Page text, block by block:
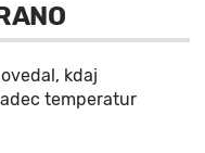
kdaj
temperatur